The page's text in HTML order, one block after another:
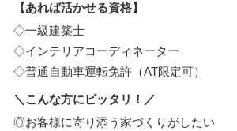
【あれば活かせる資格】
◇一級建築士
◇インテリアコーディネーター
◇普通自動車運転免許（AT限定可）
＼こんな方にピッタリ！／
◎お客様に寄り添う家づくりがしたい